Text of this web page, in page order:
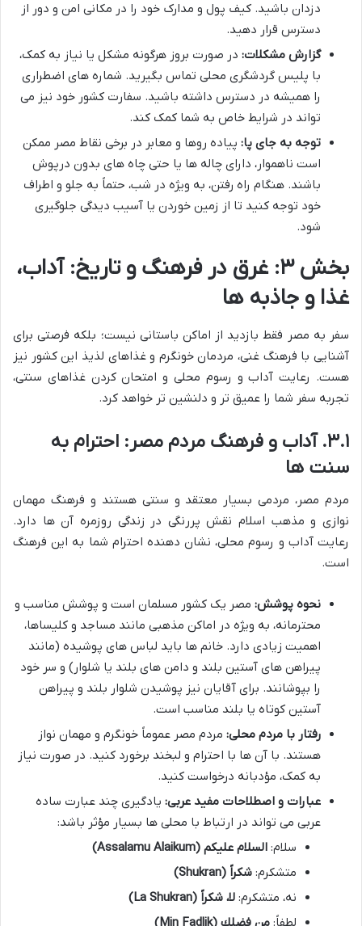
دزدان باشید. کیف پول و مدارک خود را در مکانی امن و دور از
دسترس قرار دهید.
گزارش مشکلات: در صورت بروز هرگونه مشکل یا نیاز به کمک،
با پلیس گردشگری محلی تماس بگیرید. شماره های اضطراری
را همیشه در دسترس داشته باشید. سفارت کشور خود نیز می
تواند در شرایط خاص به شما کمک کند.
توجه به جای پا: پیاده روها و معابر در برخی نقاط مصر ممکن
است ناهموار، دارای چاله ها یا حتی چاه های بدون درپوش
باشند. هنگام راه رفتن، به ویژه در شب، حتماً به جلو و اطراف
خود توجه کنید تا از زمین خوردن یا آسیب دیدگی جلوگیری
شود.
بخش ۳: غرق در فرهنگ و تاریخ: آداب،
غذا و جاذبه ها
سفر به مصر فقط بازدید از اماکن باستانی نیست؛ بلکه فرصتی برای
آشنایی با فرهنگ غنی، مردمان خونگرم و غذاهای لذیذ این کشور نیز
هست. رعایت آداب و رسوم محلی و امتحان کردن غذاهای سنتی،
تجربه سفر شما را عمیق تر و دلنشین تر خواهد کرد.
۳.۱. آداب و فرهنگ مردم مصر: احترام به
سنت ها
مردم مصر، مردمی بسیار معتقد و سنتی هستند و فرهنگ مهمان
نوازی و مذهب اسلام نقش پررنگی در زندگی روزمره آن ها دارد.
رعایت آداب و رسوم محلی، نشان دهنده احترام شما به این فرهنگ
است.
نحوه پوشش: مصر یک کشور مسلمان است و پوشش مناسب و
محترمانه، به ویژه در اماکن مذهبی مانند مساجد و کلیساها،
اهمیت زیادی دارد. خانم ها باید لباس های پوشیده (مانند
پیراهن های آستین بلند و دامن های بلند یا شلوار) و سر خود
را بپوشانند. برای آقایان نیز پوشیدن شلوار بلند و پیراهن
آستین کوتاه یا بلند مناسب است.
رفتار با مردم محلی: مردم مصر عموماً خونگرم و مهمان نواز
هستند. با آن ها با احترام و لبخند برخورد کنید. در صورت نیاز
به کمک، مؤدبانه درخواست کنید.
عبارات و اصطلاحات مفید عربی: یادگیری چند عبارت ساده
عربی می تواند در ارتباط با محلی ها بسیار مؤثر باشد:
سلام: السلام علیکم (Assalamu Alaikum)
متشکرم: شکراً (Shukran)
نه، متشکرم: لا، شکراً (La Shukran)